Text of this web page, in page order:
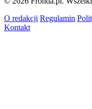
O redakcji Regulamin
Kontakt